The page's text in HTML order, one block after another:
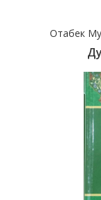
Отабек